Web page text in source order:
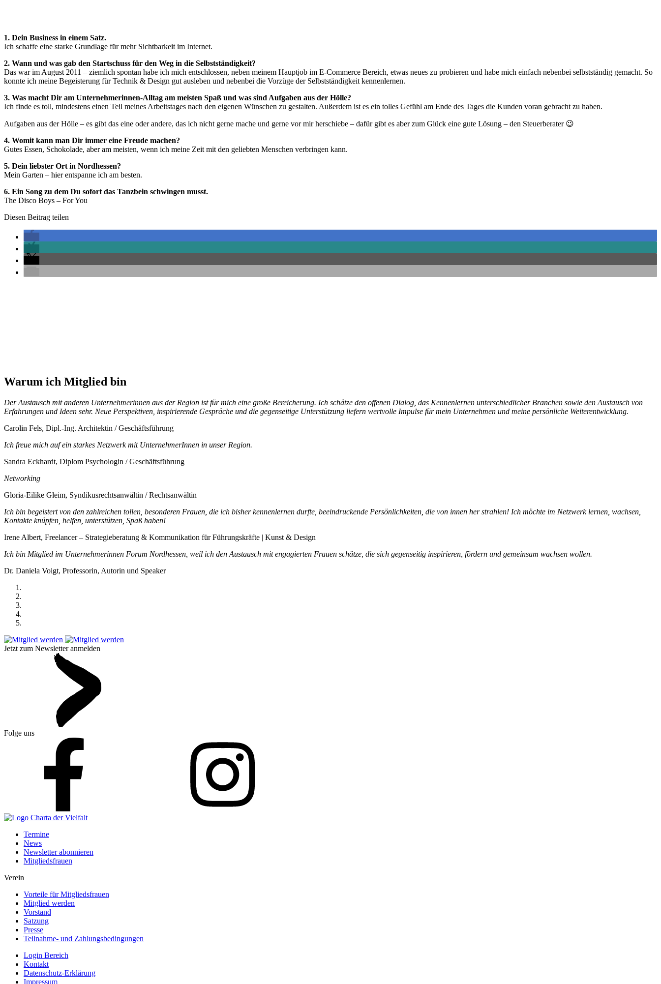
1. Dein Business in einem Satz.
Ich schaffe eine starke Grundlage für mehr Sichtbarkeit im Internet.
2. Wann und was gab den Startschuss für den Weg in die Selbstständigkeit?
Das war im August 2011 – ziemlich spontan habe ich mich entschlossen, neben meinem Hauptjob im E-Commerce Bereich, etwas neues zu probieren und habe mich einfach nebenbei selbstständig gemacht. So
konnte ich meine Begeisterung für Technik & Design gut ausleben und nebenbei die Vorzüge der Selbstständigkeit kennenlernen.
3. Was macht Dir am Unternehmerinnen-Alltag am meisten Spaß und was sind Aufgaben aus der Hölle?
Ich finde es toll, mindestens einen Teil meines Arbeitstages nach den eigenen Wünschen zu gestalten. Außerdem ist es ein tolles Gefühl am Ende des Tages die Kunden voran gebracht zu haben.
Aufgaben aus der Hölle – es gibt das eine oder andere, das ich nicht gerne mache und gerne vor mir herschiebe – dafür gibt es aber zum Glück eine gute Lösung – den Steuerberater 😉
4. Womit kann man Dir immer eine Freude machen?
Gutes Essen, Schokolade, aber am meisten, wenn ich meine Zeit mit den geliebten Menschen verbringen kann.
5. Dein liebster Ort in Nordhessen?
Mein Garten – hier entspanne ich am besten.
6. Ein Song zu dem Du sofort das Tanzbein schwingen musst.
The Disco Boys – For You
Diesen Beitrag teilen
Warum ich Mitglied bin
Der Austausch mit anderen Unternehmerinnen aus der Region ist für mich eine große Bereicherung. Ich schätze den offenen Dialog, das Kennenlernen unterschiedlicher Branchen sowie den Austausch von
Erfahrungen und Ideen sehr. Neue Perspektiven, inspirierende Gespräche und die gegenseitige Unterstützung liefern wertvolle Impulse für mein Unternehmen und meine persönliche Weiterentwicklung.
Carolin Fels, Dipl.-Ing. Architektin / Geschäftsführung
Ich freue mich auf ein starkes Netzwerk mit UnternehmerInnen in unser Region.
Sandra Eckhardt, Diplom Psychologin / Geschäftsführung
Networking
Gloria-Eilike Gleim, Syndikusrechtsanwältin / Rechtsanwältin
Ich bin begeistert von den zahlreichen tollen, besonderen Frauen, die ich bisher kennenlernen durfte, beeindruckende Persönlichkeiten, die von innen her strahlen! Ich möchte im Netzwerk lernen, wachsen,
Kontakte knüpfen, helfen, unterstützen, Spaß haben!
Irene Albert, Freelancer – Strategieberatung & Kommunikation für Führungskräfte | Kunst & Design
Ich bin Mitglied im Unternehmerinnen Forum Nordhessen, weil ich den Austausch mit engagierten Frauen schätze, die sich gegenseitig inspirieren, fördern und gemeinsam wachsen wollen.
Dr. Daniela Voigt, Professorin, Autorin und Speaker
Jetzt zum Newsletter anmelden
Folge uns
Termine
News
Newsletter abonnieren
Mitgliedsfrauen
Verein
Vorteile für Mitgliedsfrauen
Mitglied werden
Vorstand
Satzung
Presse
Teilnahme- und Zahlungsbedingungen
Login Bereich
Kontakt
Datenschutz-Erklärung
Impressum